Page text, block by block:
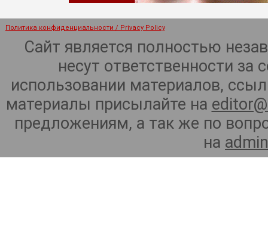
Политика конфиденциальности / Privacy Policy
Сайт является полностью
несут ответственности
использовании материалов,
материалы присылайте на
предложениям, а так же по
на